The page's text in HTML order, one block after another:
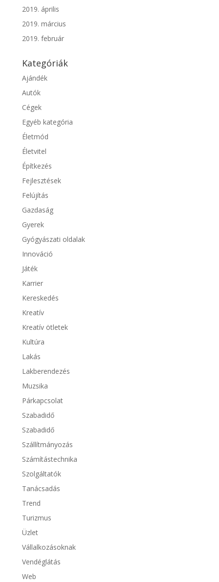
2019. április
2019. március
2019. február
Kategóriák
Ajándék
Autók
Cégek
Egyéb kategória
Életmód
Életvitel
Építkezés
Fejlesztések
Felújítás
Gazdaság
Gyerek
Gyógyászati oldalak
Innováció
Játék
Karrier
Kereskedés
Kreatív
Kreatív ötletek
Kultúra
Lakás
Lakberendezés
Muzsika
Párkapcsolat
Szabadidő
Szabadidő
Szállítmányozás
Számítástechnika
Szolgáltatók
Tanácsadás
Trend
Turizmus
Üzlet
Vállalkozásoknak
Vendéglátás
Web